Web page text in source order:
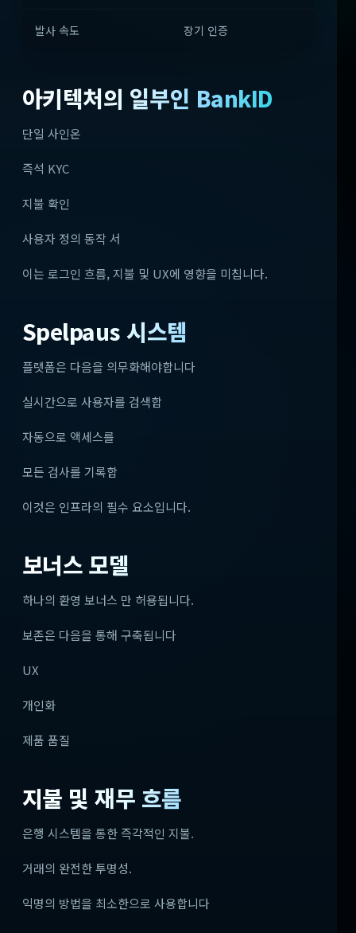
발사 속도 장기 인증
아키텍처의 일부인 BankID
단일 사인온
즉석 KYC
지불 확인
사용자 정의 동작 서
이는 로그인 흐름, 지불 및 UX에 영향을 미칩니다.
Spelpaus 시스템
플랫폼은 다음을 의무화해야합니다
실시간으로 사용자를 검색합
자동으로 액세스를
모든 검사를 기록합
이것은 인프라의 필수 요소입니다.
보너스 모델
하나의 환영 보너스 만 허용됩니다.
보존은 다음을 통해 구축됩니다
UX
개인화
제품 품질
지불 및 재무 흐름
은행 시스템을 통한 즉각적인 지불.
거래의 완전한 투명성.
익명의 방법을 최소한으로 사용합니다